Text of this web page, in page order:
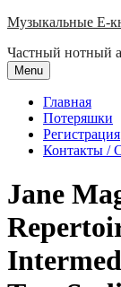
Skip
content
Музыкальные E-
Частный нотный
Menu
Главная
Потеряшки
Регистрация
Контакты /
Jane